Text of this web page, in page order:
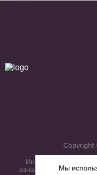
Copyright
Информация о
ознакомленияя.
Мы